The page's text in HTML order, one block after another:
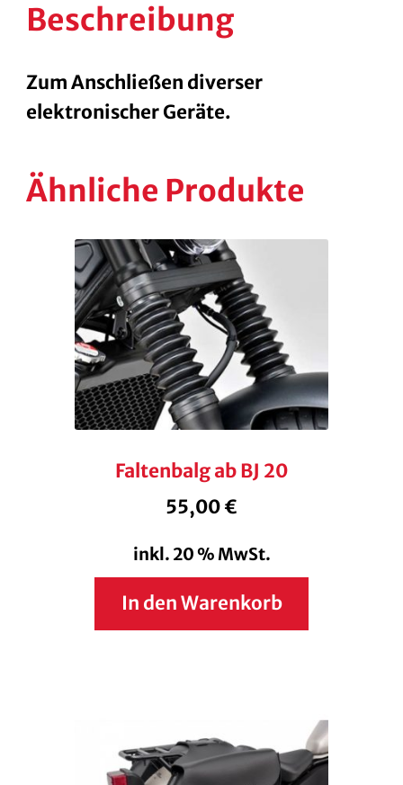
Beschreibung
Zum Anschließen diverser
elektronischer Geräte.
Ähnliche Produkte
Faltenbalg ab BJ 20
55,00€
inkl. 20 % MwSt.
In den Warenkorb